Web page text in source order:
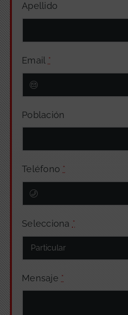
Apellido
Email *
Población
Teléfono *
Selecciona *
Mensaje *